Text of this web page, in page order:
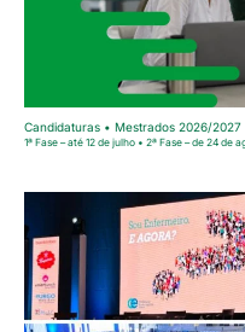
Candidaturas • Mestrados 2026/2027
1ª Fase – até 12 de julho • 2ª Fase – de 24 de